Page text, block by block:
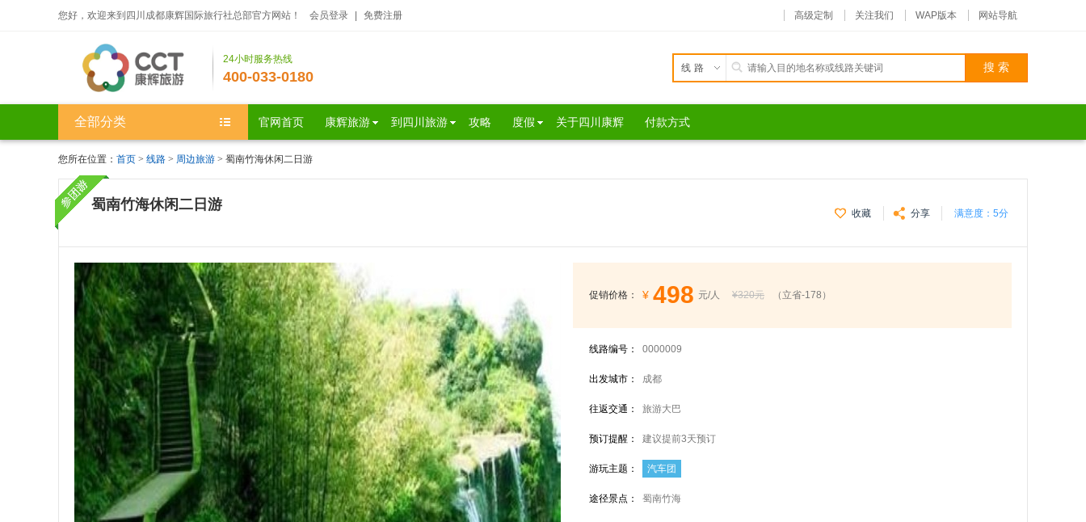
您好，欢迎来到四川成都康辉国际旅行社总部官方网站！ 会员登录 免费注册 高级定制 关注我们 WAP版本 网站导航
24小时服务热线
400-033-0180
线路
全部分类 官网首页 康辉旅游 到四川旅游 攻略 度假 关于四川康辉 付款方式
您所在位置： 首页 > 线路 > 周边旅游 > 蜀南竹海休闲二日游
蜀南竹海休闲二日游
收藏 分享 满意度： 5分
促销价格： ¥ 498 元/人 ¥320元 （立省-178）
线路编号： 0000009
出发城市： 成都
往返交通： 旅游大巴
预订提醒： 建议提前3天预订
游玩主题： 汽车团
途径景点： 蜀南竹海